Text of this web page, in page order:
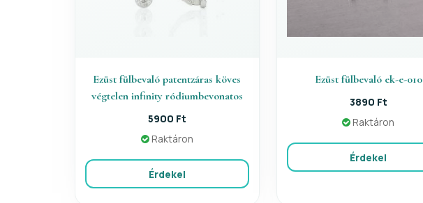
Ezüst fülbevaló patentzáras köves
végtelen infinity ródiumbevonatos
5900 Ft
Raktáron
Érdekel
Ezüst fülbevaló ek-e-010
3890 Ft
Raktáron
Érdekel